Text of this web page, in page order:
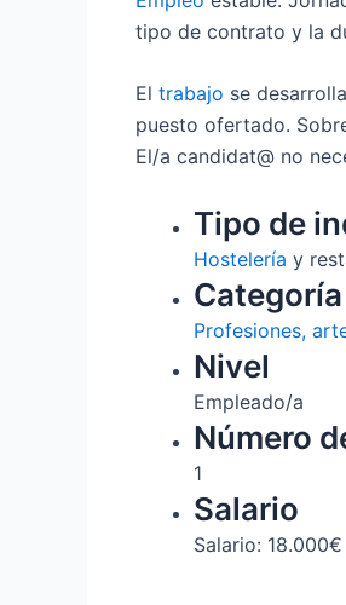
tipo de contrato y la
El trabajo se
puesto ofertado.
El/a candidat@ no
Tipo de
Hostelería y
Categoría
Profesiones,
Nivel
Empleado/a
Número
1
Salario
Salario: